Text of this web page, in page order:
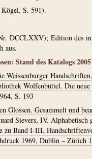
S. 591).
DCCLXXV); Edition des in
aus.
Stand des Katalogs 2005
Weissenburger
Wolfenbüttel. Die neue
S. 193
Glossen. Gesammelt und
Sievers, IV. Alphabetisch
zu Band I-III.
1969, Dublin – Zürich